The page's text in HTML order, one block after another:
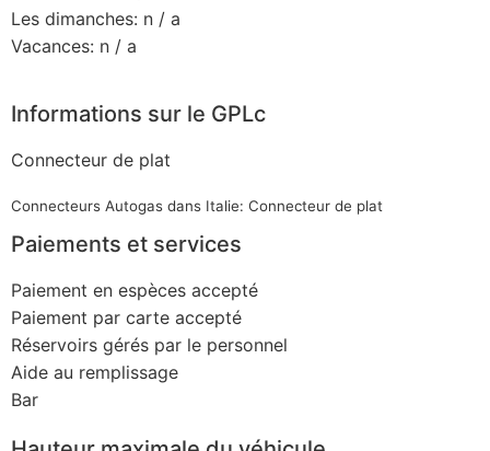
Les dimanches: n / a
Vacances: n / a
Informations sur le GPLc
Connecteur de plat
Connecteurs Autogas dans Italie: Connecteur de plat
Paiements et services
Paiement en espèces accepté
Paiement par carte accepté
Réservoirs gérés par le personnel
Aide au remplissage
Bar